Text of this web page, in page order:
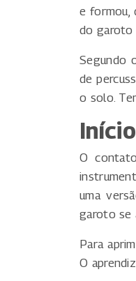
e formou,
do garoto
Segundo
de
o solo.
O
uma
garoto se
Para
O